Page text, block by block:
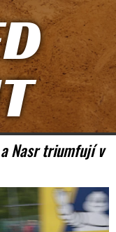
Nasr triumfují v